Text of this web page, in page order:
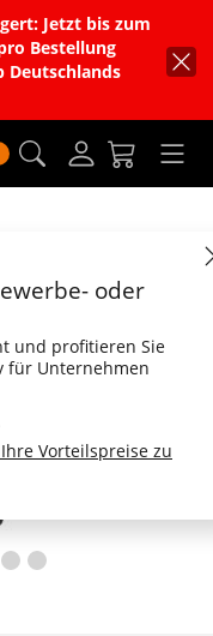
Jetzt bis zum
Bestellung
Deutschlands
oder
und profitieren Sie
für Unternehmen
Vorteilspreise zu